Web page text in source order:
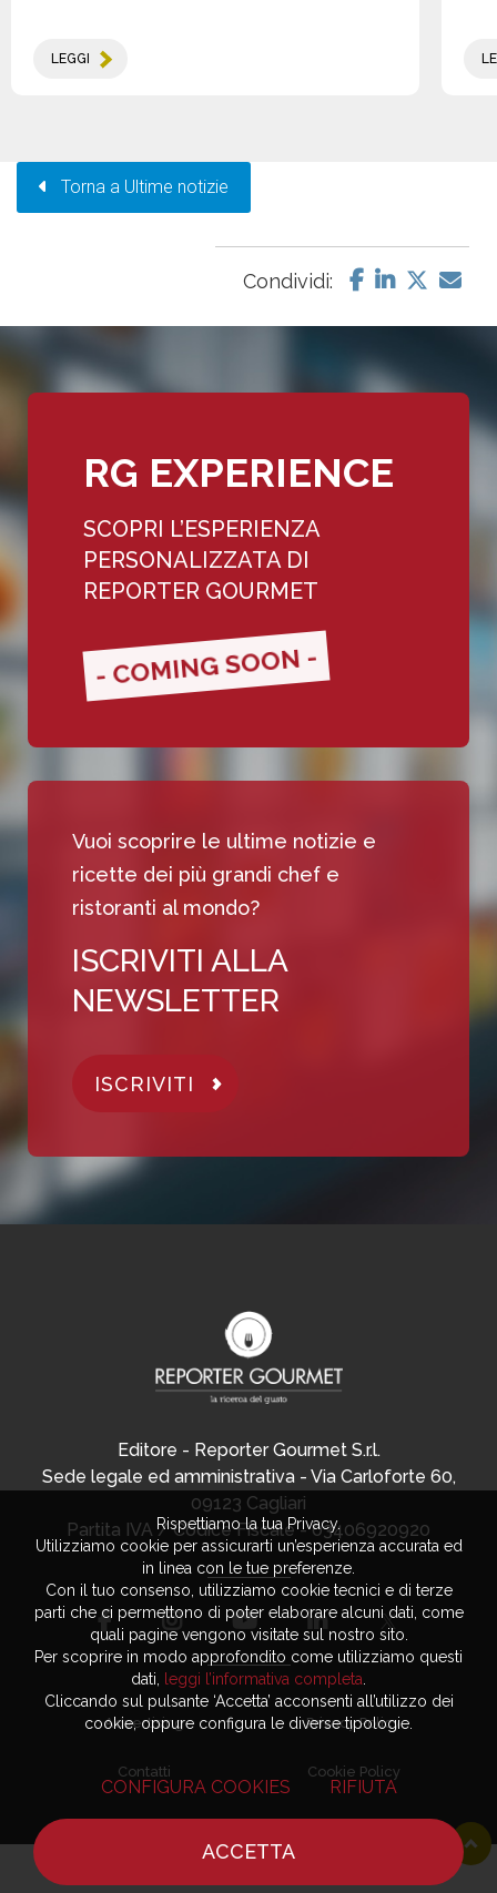
LEGGI
Torna a Ultime notizie
Condividi:
RG EXPERIENCE
SCOPRI L’ESPERIENZA
PERSONALIZZATA DI
REPORTER GOURMET
- COMING SOON -
Vuoi scoprire le ultime notizie e
ricette dei più grandi chef e
ristoranti al mondo?
ISCRIVITI ALLA
NEWSLETTER
ISCRIVITI
Editore - Reporter Gourmet S.r.l.
Sede legale ed amministrativa - Via Carloforte 60,
09123 Cagliari
Partita IVA / Codice Fiscale - 03406920920
Advertising
Contatti
Privacy Policy
Cookie Policy
Rispettiamo la tua Privacy.
Utilizziamo cookie per assicurarti un’esperienza accurata ed
in linea con le tue preferenze.
Con il tuo consenso, utilizziamo cookie tecnici e di terze
parti che ci permettono di poter elaborare alcuni dati, come
quali pagine vengono visitate sul nostro sito.
Per scoprire in modo approfondito come utilizziamo questi
dati,
leggi l’informativa completa
Cliccando sul pulsante ‘Accetta’ acconsenti all’utilizzo dei
cookie, oppure configura le diverse tipologie.
CONFIGURA COOKIES RIFIUTA
ACCETTA